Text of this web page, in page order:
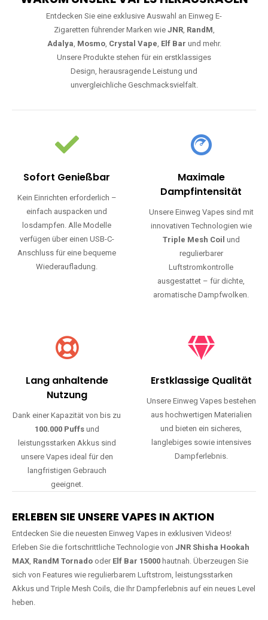
Entdecken Sie eine exklusive Auswahl an Einweg E-
Zigaretten führender Marken wie JNR, RandM,
Adalya, Mosmo, Crystal Vape, Elf Bar und mehr.
Unsere Produkte stehen für ein erstklassiges
Design, herausragende Leistung und
unvergleichliche Geschmacksvielfalt.
Sofort Genießbar
Kein Einrichten erforderlich –
einfach auspacken und
losdampfen. Alle Modelle
verfügen über einen USB-C-
Anschluss für eine bequeme
Wiederaufladung.
Maximale
Dampfintensität
Unsere Einweg Vapes sind mit
innovativen Technologien wie
Triple Mesh Coil und
regulierbarer
Luftstromkontrolle
ausgestattet – für dichte,
aromatische Dampfwolken.
Lang anhaltende
Nutzung
Dank einer Kapazität von bis zu
100.000 Puffsund
leistungsstarken Akkus sind
unsere Vapes ideal für den
langfristigen Gebrauch
geeignet.
Erstklassige Qualität
Unsere Einweg Vapes bestehen
aus hochwertigen Materialien
und bieten ein sicheres,
langlebiges sowie intensives
Dampferlebnis.
ERLEBEN SIE UNSERE VAPES IN AKTION
Entdecken Sie die neuesten Einweg Vapes in exklusiven Videos!
Erleben Sie die fortschrittliche Technologie von JNR Shisha Hookah
MAX, RandM Tornado oder Elf Bar 15000 hautnah. Überzeugen Sie
sich von Features wie regulierbarem Luftstrom, leistungsstarken
Akkus und Triple Mesh Coils, die Ihr Dampferlebnis auf ein neues Level
heben.